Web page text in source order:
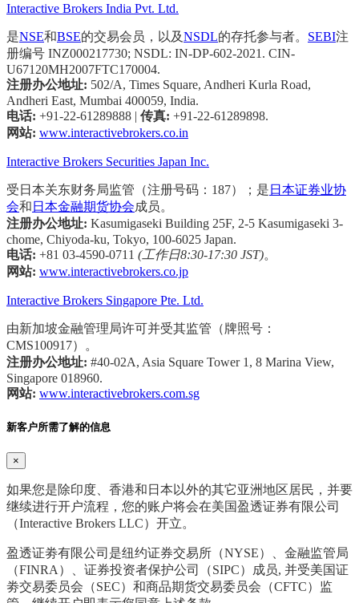
Interactive Brokers India Pvt. Ltd.
是NSE和BSE的交易会员，以及NSDL的存托参与者。 SEBI注
册编号 INZ000217730; NSDL: IN-DP-602-2021. CIN-
U67120MH2007FTC170004.
注册办公地址: 502/A, Times Square, Andheri Kurla Road,
Andheri East, Mumbai 400059, India.
电话: +91-22-61289888 | 传真: +91-22-61289898.
网站: www.interactivebrokers.co.in
Interactive Brokers Securities Japan Inc.
受日本关东财务局监管（注册号码：187）；是 日本证券业协
会和 日本金融期货协会成员。
注册办公地址: Kasumigaseki Building 25F, 2-5 Kasumigaseki 3-
chome, Chiyoda-ku, Tokyo, 100-6025 Japan.
电话: +81 03-4590-0711 (工作日8:30-17:30 JST)。
网站: www.interactivebrokers.co.jp
Interactive Brokers Singapore Pte. Ltd.
由新加坡金融管理局许可并受其监管（牌照号：
CMS100917）。
注册办公地址: #40-02A, Asia Square Tower 1, 8 Marina View,
Singapore 018960.
网站: www.interactivebrokers.com.sg
新客户所需了解的信息
×
如果您是除印度、香港和日本以外的其它亚洲地区居民，并要
继续进行开户流程，您的账户将会在美国盈透证券有限公司
（Interactive Brokers LLC）开立。
盈透证劵有限公司是纽约证券交易所（NYSE）、金融监管局
（FINRA）、证券投资者保护公司（SIPC）成员, 并受美国证
劵交易委员会（SEC）和商品期货交易委员会（CFTC）监